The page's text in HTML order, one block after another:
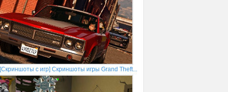
[Скриншоты с игр] Скриншоты игры Grand Theft...